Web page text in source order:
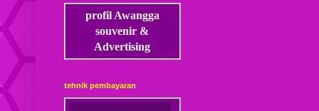
profil Awangga
souvenir &
Advertising
tehnik pembayaran